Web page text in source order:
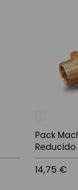
Pack
Reducido
14,75 €